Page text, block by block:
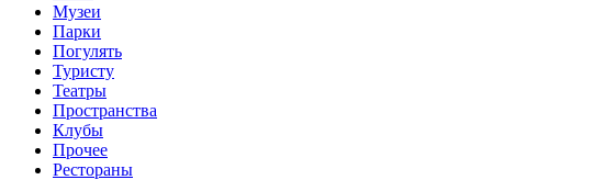
Музеи
Парки
Погулять
Туристу
Театры
Пространства
Клубы
Прочее
Рестораны